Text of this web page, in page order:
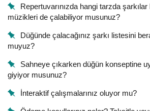
Repertuvarınızda hangi tarzda
müzikleri de çalabiliyor musunuz?
Düğünde çalacağınız şarkı listesini
muyuz?
Sahneye çıkarken düğün konseptine
giyiyor musunuz?
İnteraktif çalışmalarınız oluyor mu?